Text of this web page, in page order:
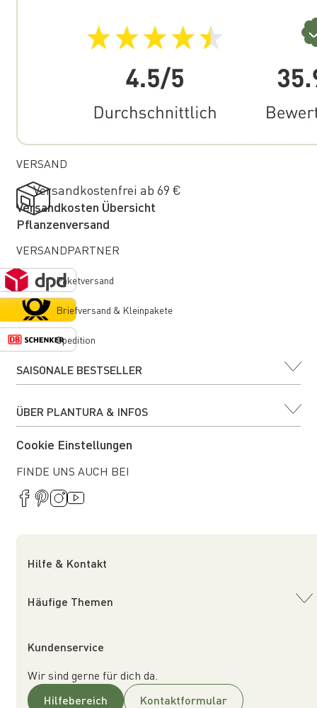
SAISONALE BESTSELLER
ÜBER PLANTURA & INFOS
Cookie Einstellungen
FINDE UNS AUCH BEI
VERSAND
Versandkostenfrei ab 69 €
Versandkosten Übersicht
Pflanzenversand
VERSANDPARTNER
Paketversand
Briefversand & Kleinpakete
Spedition
Hilfe & Kontakt
Häufige Themen
Kundenservice
Wir sind gerne für dich da.
Hilfebereich
Kontaktformular